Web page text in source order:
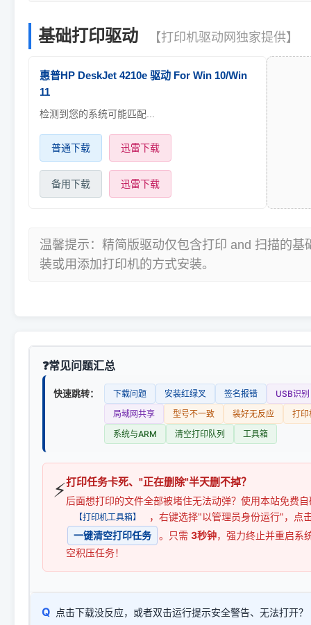
基础打印驱动 【打印机驱动网独家提供】
惠普HP DeskJet 4210e 驱动 For Win 10/Win
11
检测到您的系统可能匹配...
普通下载 迅雷下载
备用下载 迅雷下载
温馨提示：精简版驱动仅包含打印 and 扫描的基
装或用添加打印机的方式安装。
常见问题汇总
快速跳转： 下载问题 安装红绿叉 签名报错
USB识别
局域网共享
型号不一致 装好无反应
打印
系统与ARM
清空打印队列 工具箱
⚡打印任务卡死、"正在删除"半天删不掉？
后面想打印的文件全部被堵住无法动弹？使用本站免费
【打印机工具箱】
，右键选择"以管理员身份运行"，点
一键清空打印任务
。只需 3秒钟，强力终止并重启系
空积压任务！
Q 点击下载没反应，或者双击运行提示安全警告、无法打开？